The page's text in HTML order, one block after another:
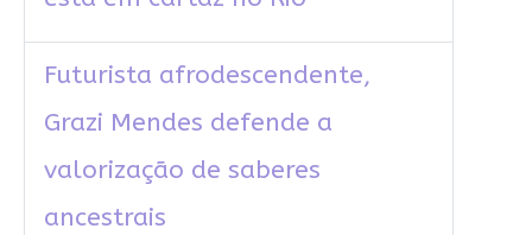
Futurista afrodescendente,
Grazi Mendes defende a
valorização de saberes
ancestrais